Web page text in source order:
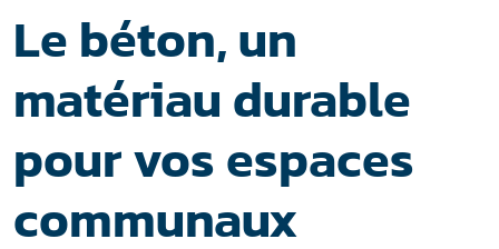
Le béton, un
matériau durable
pour vos espaces
communaux